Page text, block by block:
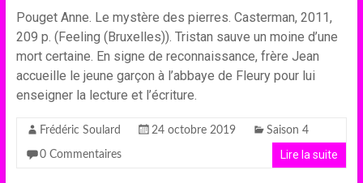
Pouget Anne. Le mystère des pierres. Casterman, 2011,
209 p. (Feeling (Bruxelles)). Tristan sauve un moine d’une
mort certaine. En signe de reconnaissance, frère Jean
accueille le jeune garçon à l’abbaye de Fleury pour lui
enseigner la lecture et l’écriture.
Frédéric Soulard 24 octobre 2019 Saison 4
0 Commentaires Lire la suite